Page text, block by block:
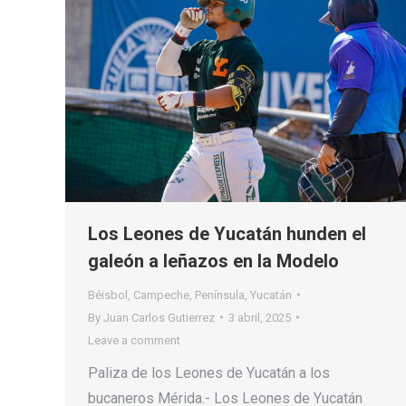
Los Leones de Yucatán hunden el
galeón a leñazos en la Modelo
Béisbol Campeche Península Yucatán
By Juan Carlos Gutierrez
3 abril, 2025
Leave a comment
Paliza de los Leones de Yucatán a los
bucaneros Mérida.- Los Leones de Yucatán